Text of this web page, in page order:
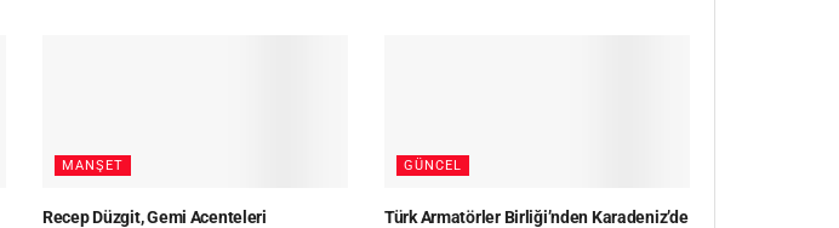
MANŞET
Recep Düzgit, Gemi Acenteleri
GÜNCEL
Türk Armatörler Birliği’nden Karadeniz’de